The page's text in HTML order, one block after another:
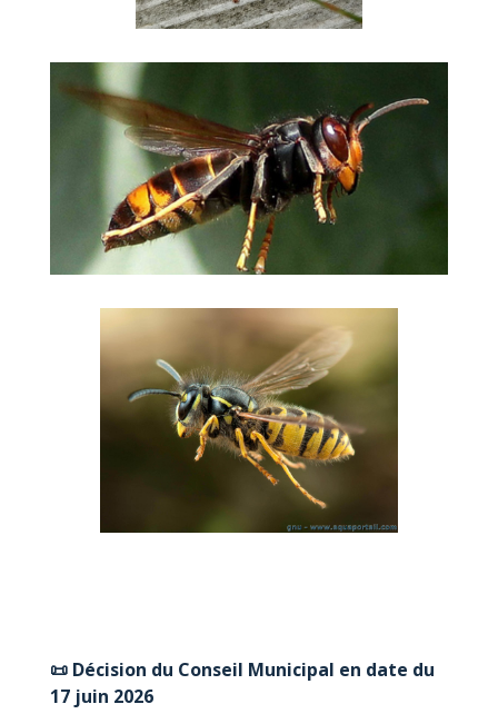
📜 Décision du Conseil Municipal en date du
17 juin 2026